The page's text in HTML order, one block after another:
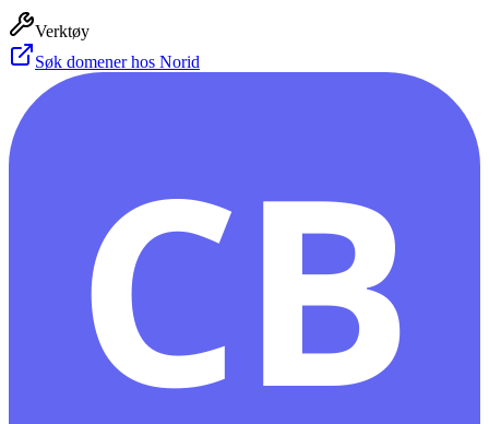
Verktøy
Søk domener hos Norid
CB